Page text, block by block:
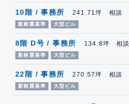
10階 / 事務所 241.71坪 相談
新耐震基準 大型ビル
8階 D号 / 事務所 134.8坪 相談
新耐震基準 大型ビル
22階 / 事務所 270.57坪 相談
新耐震基準 大型ビル